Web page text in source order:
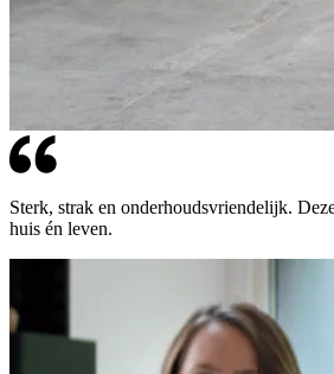
Sterk, strak en onderhoudsvriendelijk.
huis én leven.